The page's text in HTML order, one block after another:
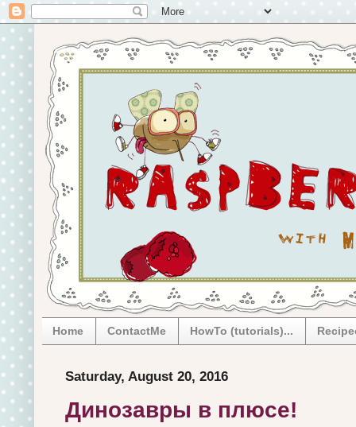
Home ContactMe HowTo (tutorials)...
Saturday, August 20, 2016
Динозавры в плюсе!